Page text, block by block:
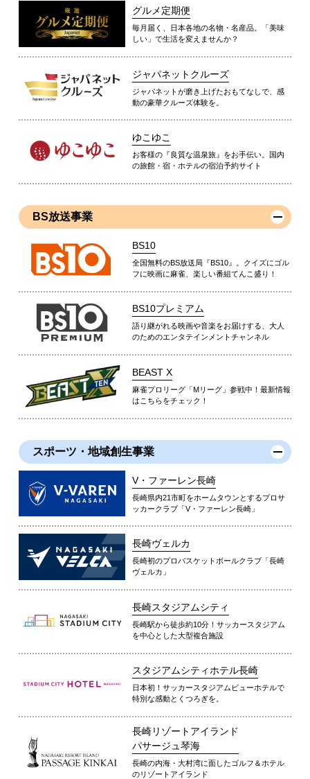
グルメ定期便
毎月届く、日本各地の名物・名産品。「美味
しい」で生活を変えませんか？
ジャパネットクルーズ
ジャパネットが磨き上げたおもてなしで、感
動の豪華クルーズ体験を。
ゆこゆこ
お客様の『良質な温泉旅』をお手伝い。国内
の旅館・宿・ホテルの宿泊予約サイト
BS放送事業
BS10
全国無料のBS放送局『BS10』。クイズにゴル
フに映画に麻雀、楽しい番組てんこ盛り！
BS10プレミアム
語り継がれる映画や音楽をお届けする、大人
のためのエンタテインメントチャンネル
BEAST X
麻雀プロリーグ「Mリーグ」参戦中！最新情報
はこちらをチェック！
スポーツ・地域創生事業
V・ファーレン長崎
長崎県内21市町をホームタウンとするプロサ
ッカークラブ「V・ファーレン長崎」
長崎ヴェルカ
長崎初のプロバスケットボールクラブ「長崎
ヴェルカ」
長崎スタジアムシティ
長崎駅から徒歩約10分！サッカースタジアム
を中心とした大型複合施設
スタジアムシティホテル長崎
日本初！サッカースタジアムビューホテルで
特別な感動とくつろぎを。
長崎リゾートアイランド
パサージュ琴海
長崎の内海・大村湾に面したゴルフ＆ホテル
のリゾートアイランド